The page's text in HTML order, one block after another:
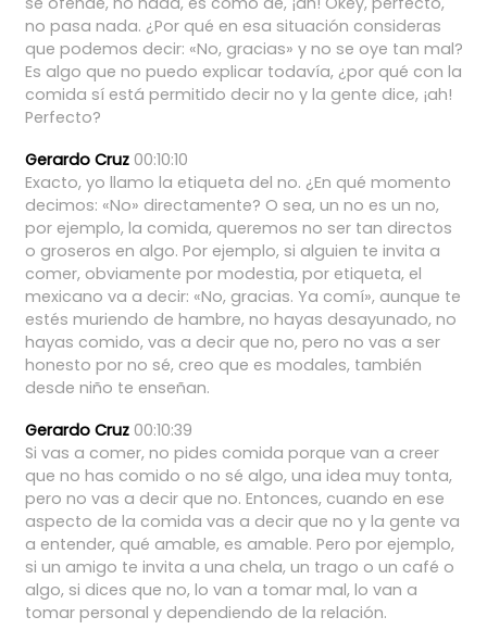
no pasa nada. ¿Por qué en esa situación consideras
que podemos decir: «No, gracias» y no se oye tan mal?
Es algo que no puedo explicar todavía, ¿por qué con la
comida sí está permitido decir no y la gente dice, ¡ah!
Perfecto?
Gerardo Cruz 00:10:10
Exacto, yo llamo la etiqueta del no. ¿En qué momento
decimos: «No» directamente? O sea, un no es un no,
por ejemplo, la comida, queremos no ser tan directos
o groseros en algo. Por ejemplo, si alguien te invita a
comer, obviamente por modestia, por etiqueta, el
mexicano va a decir: «No, gracias. Ya comí», aunque te
estés muriendo de hambre, no hayas desayunado, no
hayas comido, vas a decir que no, pero no vas a ser
honesto por no sé, creo que es modales, también
desde niño te enseñan.
Gerardo Cruz 00:10:39
Si vas a comer, no pides comida porque van a creer
que no has comido o no sé algo, una idea muy tonta,
pero no vas a decir que no. Entonces, cuando en ese
aspecto de la comida vas a decir que no y la gente va
a entender, qué amable, es amable. Pero por ejemplo,
si un amigo te invita a una chela, un trago o un café o
algo, si dices que no, lo van a tomar mal, lo van a
tomar personal y dependiendo de la relación.